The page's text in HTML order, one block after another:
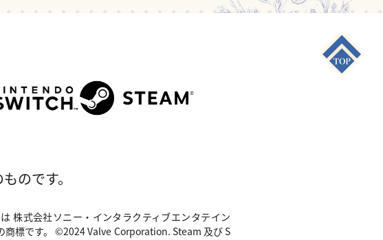
のです。
式会社ソニー・インタラクティブエンタテイン
標です。 ©2024 Valve Corporation. Steam 及び S